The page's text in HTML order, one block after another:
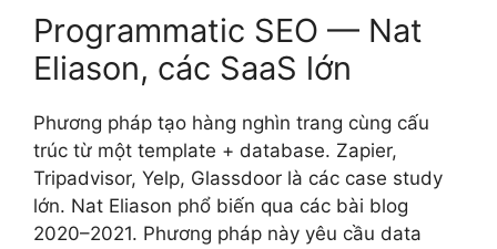
Programmatic SEO — Nat
Eliason, các SaaS lớn
Phương pháp tạo hàng nghìn trang cùng cấu
trúc từ một template + database. Zapier,
Tripadvisor, Yelp, Glassdoor là các case study
lớn. Nat Eliason phổ biến qua các bài blog
2020–2021. Phương pháp này yêu cầu data